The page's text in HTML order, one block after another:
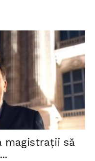
magistrații să